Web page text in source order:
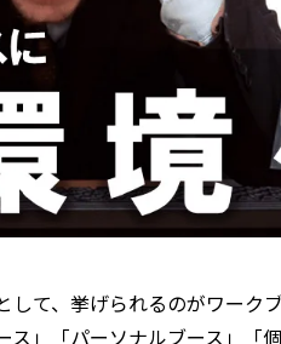
て、挙げられるのがワーク
」「パーソナルブース」「